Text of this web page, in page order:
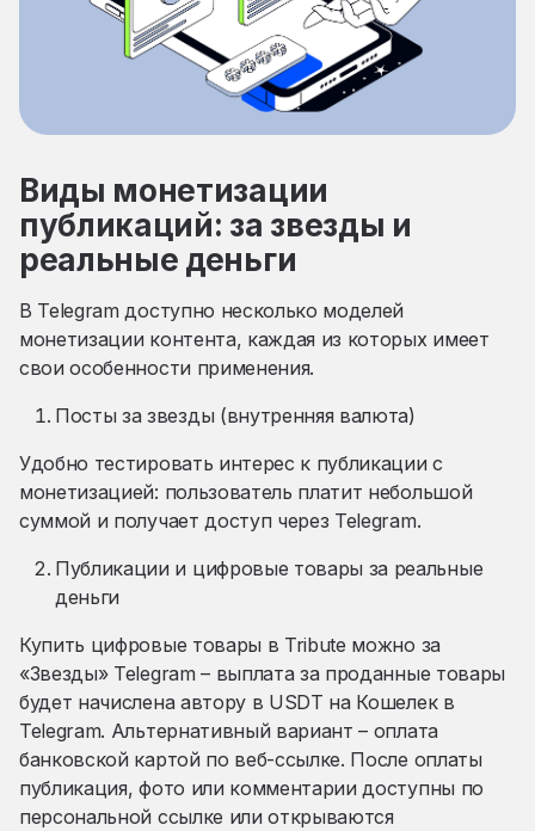
Виды монетизации
публикаций: за звезды и
реальные деньги
В Telegram доступно несколько моделей
монетизации контента, каждая из которых имеет
свои особенности применения.
Посты за звезды (внутренняя валюта)
Удобно тестировать интерес к публикации с
монетизацией: пользователь платит небольшой
суммой и получает доступ через Telegram.
Публикации и цифровые товары за реальные
деньги
Купить цифровые товары в Tribute можно за
«Звезды» Telegram – выплата за проданные товары
будет начислена автору в USDT на Кошелек в
Telegram. Альтернативный вариант – оплата
банковской картой по веб-ссылке. После оплаты
публикация, фото или комментарии доступны по
персональной ссылке или открываются